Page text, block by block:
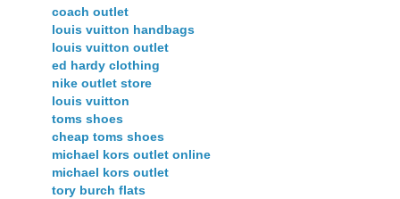
coach outlet
louis vuitton handbags
louis vuitton outlet
ed hardy clothing
nike outlet store
louis vuitton
toms shoes
cheap toms shoes
michael kors outlet online
michael kors outlet
tory burch flats